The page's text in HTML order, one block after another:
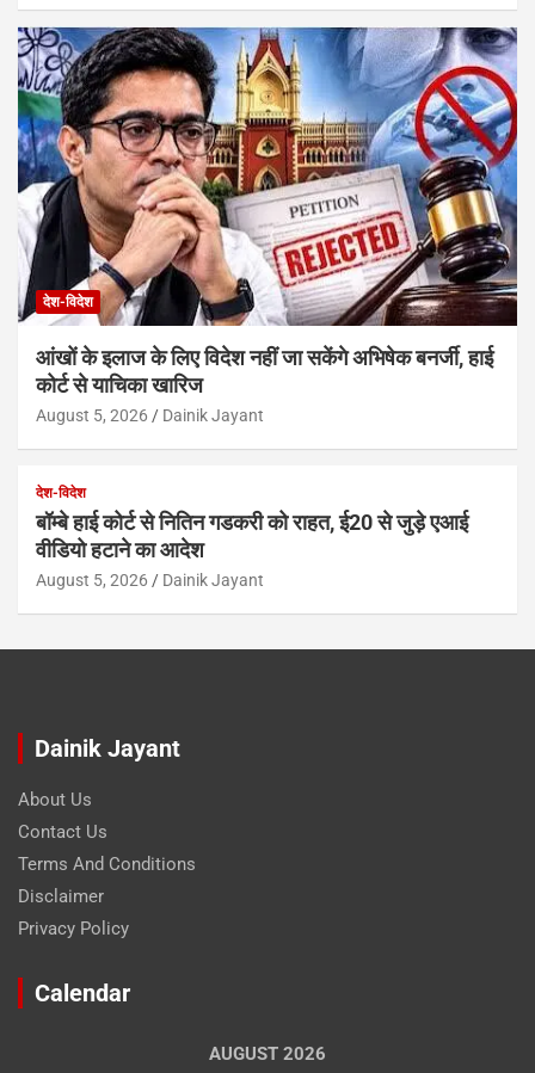
देश-विदेश
आंखों के इलाज के लिए विदेश नहीं जा सकेंगे अभिषेक बनर्जी, हाई
कोर्ट से याचिका खारिज
August 5, 2026 Dainik Jayant
देश-विदेश
बॉम्बे हाई कोर्ट से नितिन गडकरी को राहत, ई20 से जुड़े एआई
वीडियो हटाने का आदेश
August 5, 2026 Dainik Jayant
Dainik Jayant
About Us
Contact Us
Terms And Conditions
Disclaimer
Privacy Policy
Calendar
AUGUST 2026